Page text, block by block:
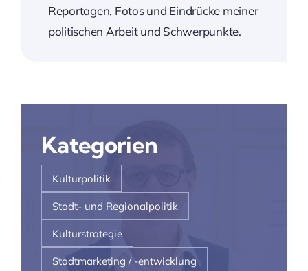
Reportagen, Fotos und Eindrücke meiner
politischen Arbeit und Schwerpunkte.
Kategorien
Kulturpolitik
Stadt- und Regionalpolitik
Kulturstrategie
Stadtmarketing / -entwicklung